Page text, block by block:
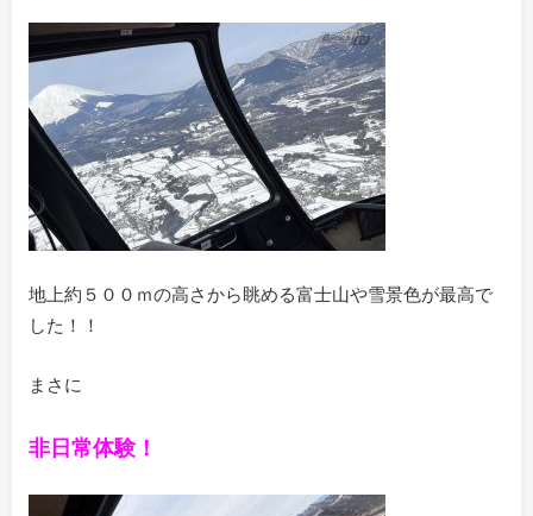
地上約５００ｍの高さから眺める富士山や雪景色が最高で
した！！
まさに
非日常体験！